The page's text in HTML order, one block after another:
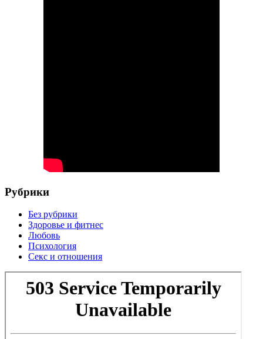
Рубрики
Без рубрики
Здоровье и фитнес
Любовь
Психология
Секс и отношения